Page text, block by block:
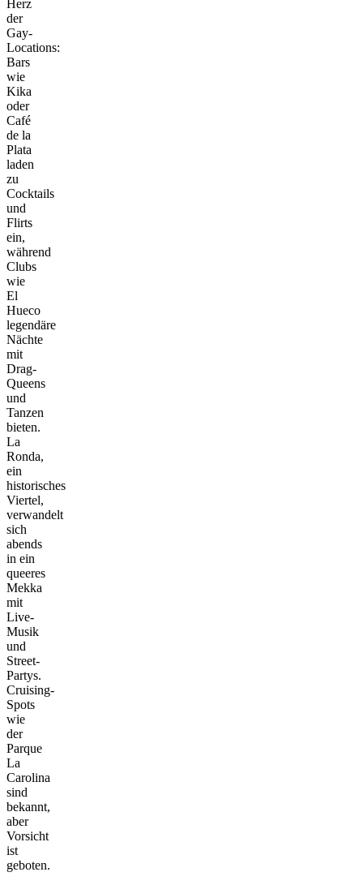
Herz
der
Gay-
Locations:
Bars
wie
Kika
oder
Café
de la
Plata
laden
zu
Cocktails
und
Flirts
ein,
während
Clubs
wie
El
Hueco
legendäre
Nächte
mit
Drag-
Queens
und
Tanzen
bieten.
La
Ronda,
ein
historisches
Viertel,
verwandelt
sich
abends
in ein
queeres
Mekka
mit
Live-
Musik
und
Street-
Partys.
Cruising-
Spots
wie
der
Parque
La
Carolina
sind
bekannt,
aber
Vorsicht
ist
geboten.